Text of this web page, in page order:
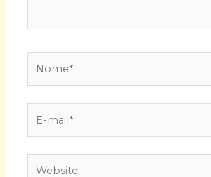
mail*